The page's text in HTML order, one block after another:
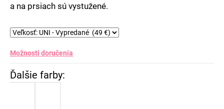
a na prsiach sú vystužené.
Možnosti doručenia